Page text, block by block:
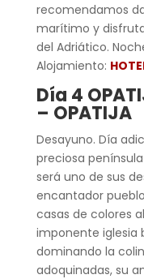
recomendamos
marítimo y
del Adriático.
Alojamiento:
Día 4
– OPATIJA
Desayuno. Día
preciosa
será uno de sus
encantador
casas de colores
imponente iglesia
dominando la
adoquinadas, su